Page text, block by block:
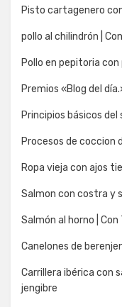
Pisto cartagenero
pollo al chilindrón |
Pollo en pepitoria
Premios «Blog del
Principios básicos del
Procesos de coccion
Ropa vieja con ajos
Salmon con costra y
Salmón al horno |
Canelones de
Carrillera ibérica con
jengibre